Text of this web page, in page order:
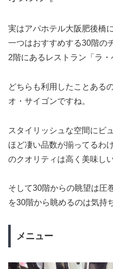
実はアパホテル大阪肥後橋
一つはおすすめする30階の
2階にあるレストラン「ラ・
どちらも利用したことある
オ・サイゴンですね。
スタイリッシュな空間にビ
ほど凄い品数が揃ってるわ
のクオリティは高く美味しい
そして30階からの眺望は圧
を30階から眺めるのは気持
メニュー